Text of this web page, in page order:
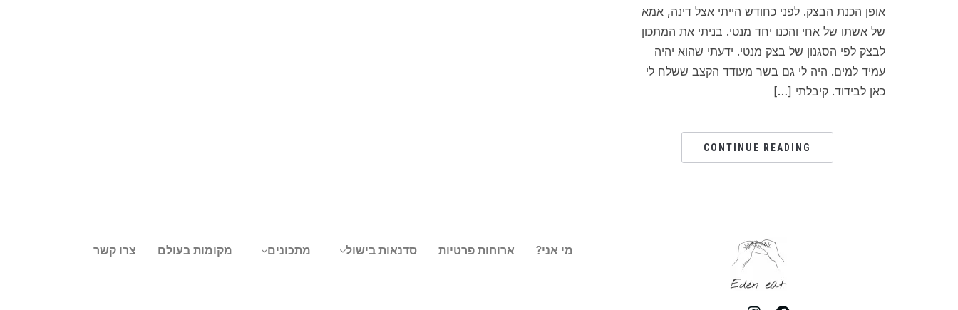
אופן הכנת הבצק. לפני כחודש הייתי אצל דינה, אמא
של אשתו של אחי והכנו יחד מנטי. בניתי את המתכון
לבצק לפי הסגנון של בצק מנטי. ידעתי שהוא יהיה
עמיד למים. היה לי גם בשר מעודד הקצב ששלח לי
כאן לבידוד. קיבלתי […]
CONTINUE READING
מי אני? ארוחות פרטיות סדנאות בישול מתכונים מקומות בעולם צרו קשר